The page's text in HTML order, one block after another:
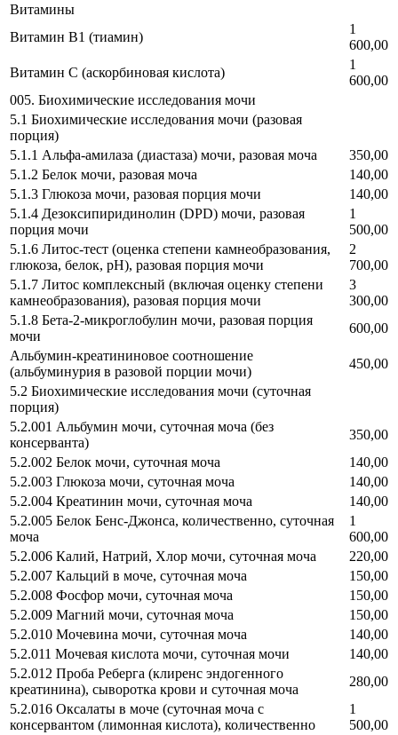
Витамины
Витамин B1 (тиамин)
1
600,00
Витамин С (аскорбиновая кислота)
1
600,00
005. Биохимические исследования мочи
5.1 Биохимические исследования мочи (разовая
порция)
5.1.1 Альфа-амилаза (диастаза) мочи, разовая моча
350,00
5.1.2 Белок мочи, разовая моча
140,00
5.1.3 Глюкоза мочи, разовая порция мочи
140,00
5.1.4 Дезоксипиридинолин (DPD) мочи, разовая
порция мочи
1
500,00
5.1.6 Литос-тест (оценка степени камнеобразования,
глюкоза, белок, pH), разовая порция мочи
2
700,00
5.1.7 Литос комплексный (включая оценку степени
камнеобразования), разовая порция мочи
3
300,00
5.1.8 Бета-2-микроглобулин мочи, разовая порция
мочи
600,00
Альбумин-креатининовое соотношение
(альбуминурия в разовой порции мочи)
450,00
5.2 Биохимические исследования мочи (суточная
порция)
5.2.001 Альбумин мочи, суточная моча (без
консерванта)
350,00
5.2.002 Белок мочи, суточная моча
140,00
5.2.003 Глюкоза мочи, суточная моча
140,00
5.2.004 Креатинин мочи, суточная моча
140,00
5.2.005 Белок Бенс-Джонса, количественно, суточная
моча
1
600,00
5.2.006 Калий, Натрий, Хлор мочи, суточная моча
220,00
5.2.007 Кальций в моче, суточная моча
150,00
5.2.008 Фосфор мочи, суточная моча
150,00
5.2.009 Магний мочи, суточная моча
150,00
5.2.010 Мочевина мочи, суточная моча
140,00
5.2.011 Мочевая кислота мочи, суточная мочи
140,00
5.2.012 Проба Реберга (клиренс эндогенного
креатинина), сыворотка крови и суточная моча
280,00
5.2.016 Оксалаты в моче (суточная моча с
консервантом (лимонная кислота), количественно
1
500,00